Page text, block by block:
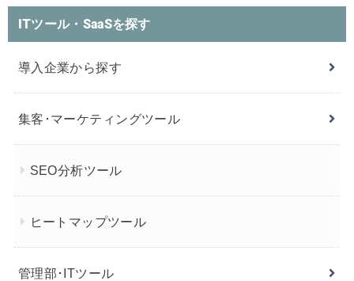
ITツール・SaaSを探す
導入企業から探す
集客･マーケティングツール
SEO分析ツール
ヒートマップツール
管理部･ITツール